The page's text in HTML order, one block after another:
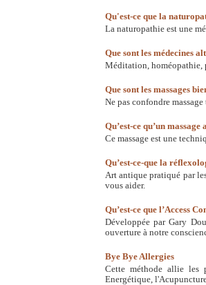
Qu'est-ce que la
La naturopathie est une
Que sont les médecines
Méditation, homéopathie,
Que sont les massages
Ne pas confondre
Qu’est-ce qu’un
Ce massage est une
Qu’est-ce-que la
Art antique pratiqué par
vous aider.
Qu’est-ce que l’Access
Développée par Gary
ouverture à notre
Bye Bye Allergies
Cette méthode allie les
Energétique,